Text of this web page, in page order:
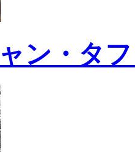
ン・タ